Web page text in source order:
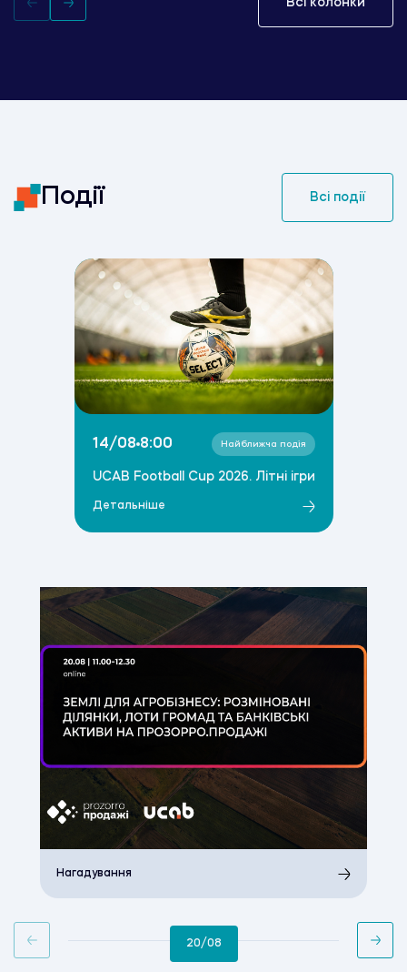
Всі колонки
Події Всі події
14/08 8:00 Найближча подія
UCAB Football Cup 2026. Літні ігри
Детальніше
Нагадування
20/08